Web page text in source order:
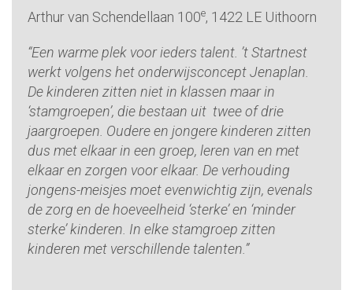
Arthur van Schendellaan 100e, 1422 LE Uithoorn
“Een warme plek voor ieders talent. ’t Startnest
werkt volgens het onderwijsconcept Jenaplan.
De kinderen zitten niet in klassen maar in
‘stamgroepen’, die bestaan uit twee of drie
jaargroepen. Oudere en jongere kinderen zitten
dus met elkaar in een groep, leren van en met
elkaar en zorgen voor elkaar. De verhouding
jongens-meisjes moet evenwichtig zijn, evenals
de zorg en de hoeveelheid ‘sterke’ en ‘minder
sterke’ kinderen. In elke stamgroep zitten
kinderen met verschillende talenten.”